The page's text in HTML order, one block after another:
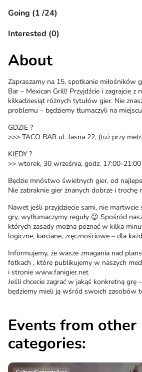
Going (1 /24)
Interested (0)
About
Zapraszamy na 15. spotkanie miłośników
Bar – Mexican Grill! Przyjdźcie i zagrajcie z
kilkadziesiąt różnych tytułów gier. Nie
problemu – będziemy tłumaczyli na
GDZIE ?
>>> TACO BAR ul. Jasna 22, (tuż przy
KIEDY ?
>> wtorek, 30 września, godz. 17:00-21:00
Będzie mnóstwo świetnych gier, od
Nie zabraknie gier znanych dobrze i trochę
Nawet jeśli przyjdziecie sami, nie martwcie
gry, wytłumaczymy reguły 😉 Spośród
których zasady można poznać w kilka
logiczne, karciane, zręcznościowe – dla
Informujemy, że wasze zmagania nad
fotkach , które publikujemy w naszych
i stronie www.fanigier.net
Jeśli chcecie zagrać w jakąś konkretną grę
będziemy mieli ją wśród swoich zasobów
Events from other
categories: